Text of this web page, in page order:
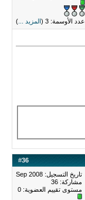
عدد الأوسمة: 3 ( المزيد ... )
#36
تاريخ التسجيل: Sep 2008
مشاركة: 36
مستوى تقييم العضوية: 0